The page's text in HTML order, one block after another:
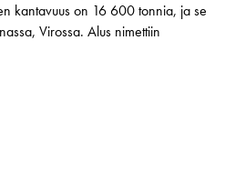
kantavuus on 16 600 tonnia, ja se
Virossa. Alus nimettiin